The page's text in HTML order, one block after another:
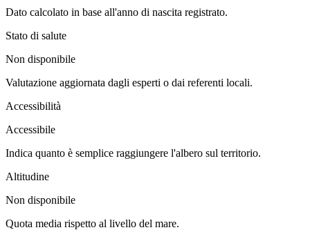
Dato calcolato in base all'anno di nascita registrato.
Stato di salute
Non disponibile
Valutazione aggiornata dagli esperti o dai referenti locali.
Accessibilità
Accessibile
Indica quanto è semplice raggiungere l'albero sul territorio.
Altitudine
Non disponibile
Quota media rispetto al livello del mare.